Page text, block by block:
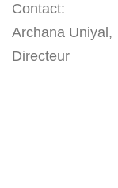
Contact:
Archana Uniyal,
Directeur